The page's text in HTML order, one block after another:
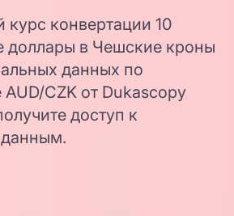
курс конвертации 10
доллары в Чешские кроны
данных по
CZK от Dukascopy
доступ к